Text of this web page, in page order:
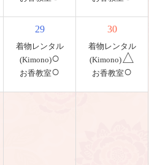
29
着物レンタル
(Kimono)○
お香教室○
30
着物レンタル
(Kimono)△
お香教室○